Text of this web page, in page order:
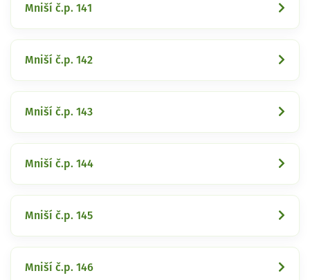
Mniší č.p. 141
Mniší č.p. 142
Mniší č.p. 143
Mniší č.p. 144
Mniší č.p. 145
Mniší č.p. 146